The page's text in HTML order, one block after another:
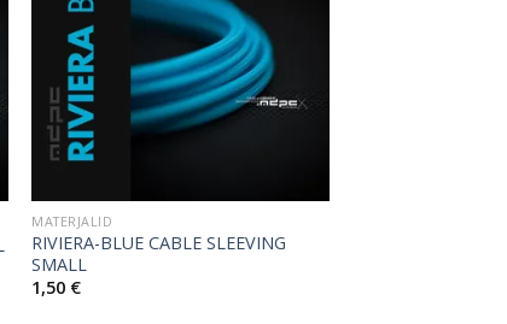
MATERJALID
RIVIERA-BLUE CABLE SLEEVING
SMALL
1,50 €